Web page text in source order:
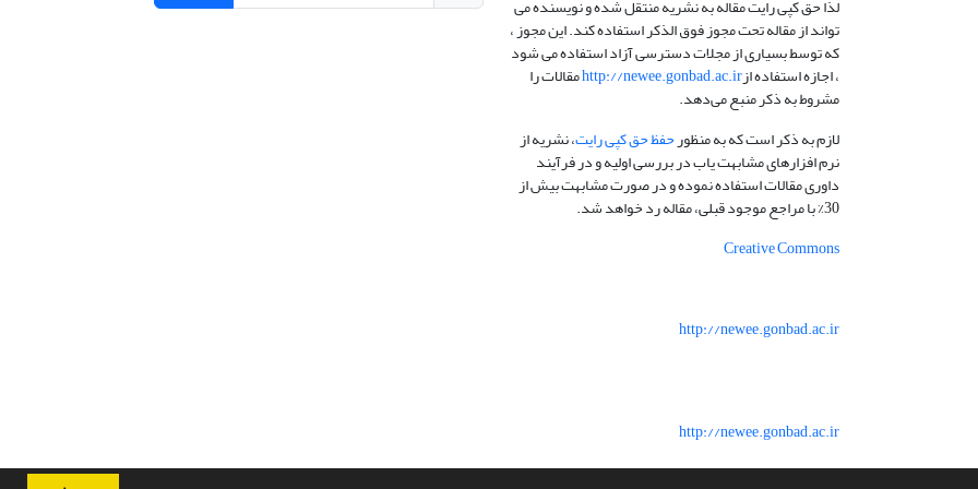
لذا حق کپی رایت مقاله به نشریه منتقل شده و نویسنده می
تواند از مقاله تحت مجوز فوق الذکر استفاده کند. این مجوز ،
که توسط بسیاری از مجلات دسترسی آزاد استفاده می شود
، اجازه استفاده ازhttp://newee.gonbad.ac.irمقالات را
مشروط به ذکر منبع می‌دهد.
لازم به ذکر است که به منظورحفظ حق کپی رایت، نشریه از
نرم افزارهای مشابهت یاب در بررسی اولیه و در فرآیند
داوری مقالات استفاده نموده و در صورت مشابهت بیش از
30% با مراجع موجود قبلی، مقاله رد خواهد شد.
Creative Commons
http://newee.gonbad.ac.ir
http://newee.gonbad.ac.ir